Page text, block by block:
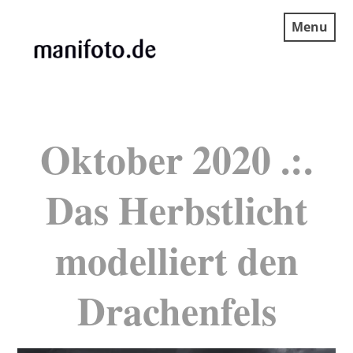
content
Menu
Oktober 2020 .:.
Das Herbstlicht
modelliert den
Drachenfels